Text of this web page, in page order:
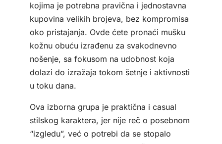
kojima je potrebna pravična i jednostavna
kupovina velikih brojeva, bez kompromisa
oko pristajanja. Ovde ćete pronaći mušku
kožnu obuću izrađenu za svakodnevno
nošenje, sa fokusom na udobnost koja
dolazi do izražaja tokom šetnje i aktivnosti
u toku dana.
Ova izborna grupa je praktična i casual
stilskog karaktera, jer nije reč o posebnom
“izgledu”, već o potrebi da se stopalo